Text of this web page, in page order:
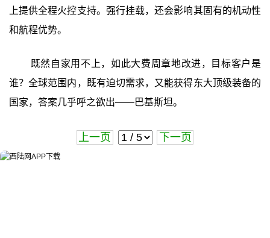
上提供全程火控支持。强行挂载，还会影响其固有的机动性
和航程优势。
既然自家用不上，如此大费周章地改进，目标客户是
谁？全球范围内，既有迫切需求，又能获得东大顶级装备的
国家，答案几乎呼之欲出——巴基斯坦。
上一页 下一页